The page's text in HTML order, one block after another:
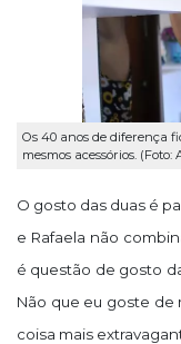
Os 40 anos de diferença
mesmos acessórios. (Foto:
O gosto das duas é
e Rafaela não
é questão de gosto
Não que eu goste de
coisa mais